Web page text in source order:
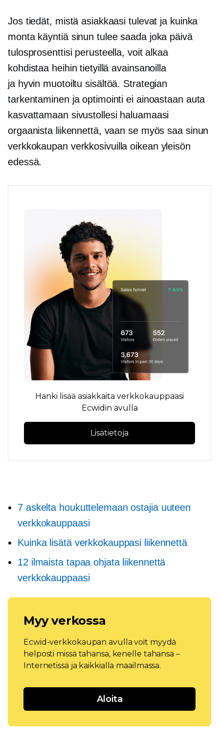
Jos tiedät, mistä asiakkaasi tulevat ja kuinka
monta käyntiä sinun tulee saada joka päivä
tulosprosenttisi perusteella, voit alkaa
kohdistaa heihin tietyillä avainsanoilla
ja hyvin muotoiltu sisältöä. Strategian
tarkentaminen ja optimointi ei ainoastaan ​​auta
kasvattamaan sivustollesi haluamaasi
orgaanista liikennettä, vaan se myös saa sinun
verkkokaupan verkkosivuilla oikean yleisön
edessä.
Hanki lisää asiakkaita verkkokauppaasi
Ecwidin avulla
Lisätietoja
7 askelta houkuttelemaan ostajia uuteen
verkkokauppaasi
Kuinka lisätä verkkokauppasi liikennettä
12 ilmaista tapaa ohjata liikennettä
verkkokauppaasi
Myy verkossa
Ecwid-verkkokaupan avulla voit myydä
helposti missä tahansa, kenelle tahansa –
Internetissä ja kaikkialla maailmassa.
Aloita